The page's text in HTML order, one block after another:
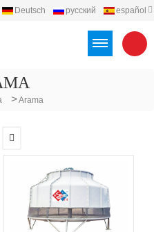
Deutsch русский
español
>Arama